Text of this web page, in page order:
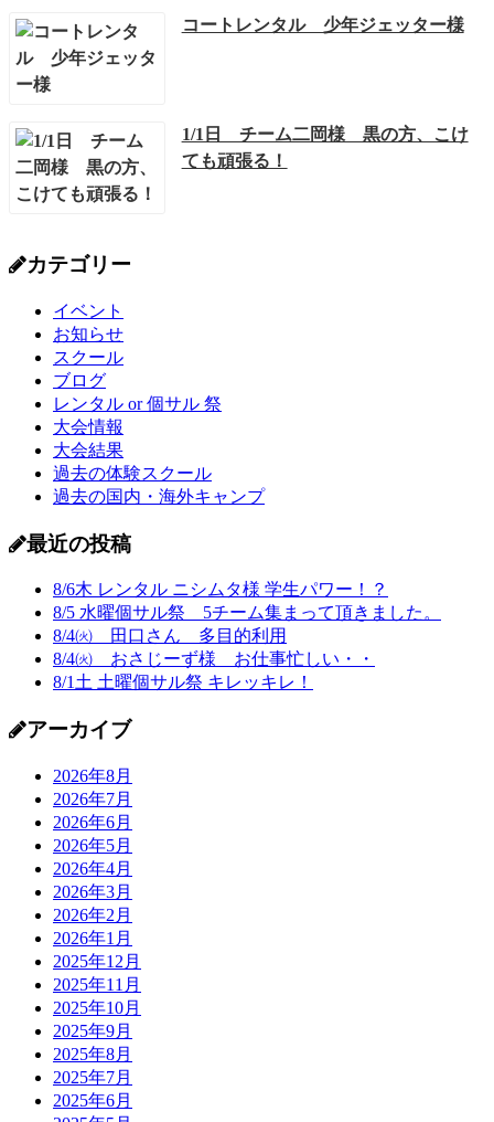
コートレンタル 少年ジェッター様
1/1日 チーム二岡様 黒の方、こけ
ても頑張る！
カテゴリー
イベント
お知らせ
スクール
ブログ
レンタル or 個サル 祭
大会情報
大会結果
過去の体験スクール
過去の国内・海外キャンプ
最近の投稿
8/6木 レンタル ニシムタ様 学生パワー！？
8/5 水曜個サル祭 5チーム集まって頂きました。
8/4㈫ 田口さん 多目的利用
8/4㈫ おさじーず様 お仕事忙しい・・
8/1土 土曜個サル祭 キレッキレ！
アーカイブ
2026年8月
2026年7月
2026年6月
2026年5月
2026年4月
2026年3月
2026年2月
2026年1月
2025年12月
2025年11月
2025年10月
2025年9月
2025年8月
2025年7月
2025年6月